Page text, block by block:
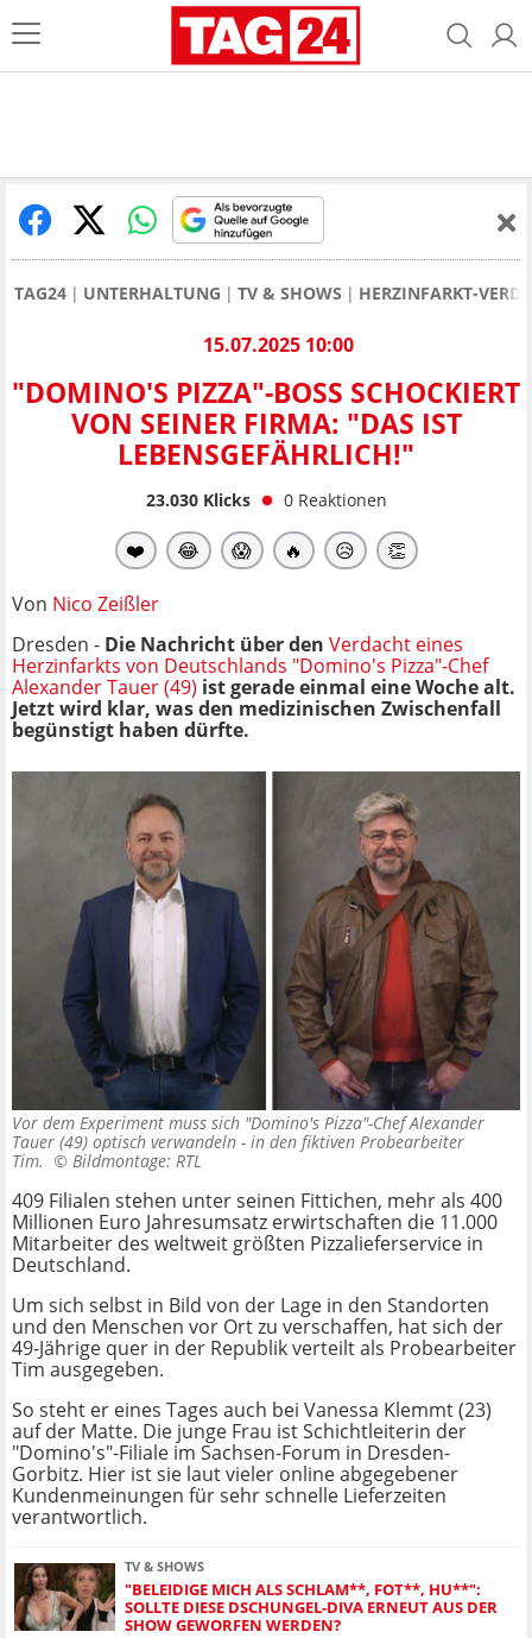
TAG24 UNTERHALTUNG TV & SHOWS HERZINFARKT-
15.07.2025 10:00
"DOMINO'S PIZZA"-BOSS SCHOCKIERT
VON SEINER FIRMA: "DAS IST
LEBENSGEFÄHRLICH!"
23.030Klicks 0 Reaktionen
❤️ 😂 😱 🔥 😥 👏
Von Nico Zeißler
Dresden - Die Nachricht über den Verdacht eines
Herzinfarkts von Deutschlands "Domino's Pizza"-Chef
Alexander Tauer (49) ist gerade einmal eine Woche alt.
Jetzt wird klar, was den medizinischen Zwischenfall
begünstigt haben dürfte.
Vor dem Experiment muss sich "Domino's Pizza"-Chef Alexander
Tauer (49) optisch verwandeln - in den fiktiven Probearbeiter
Tim. © Bildmontage: RTL
409 Filialen stehen unter seinen Fittichen, mehr als 400
Millionen Euro Jahresumsatz erwirtschaften die 11.000
Mitarbeiter des weltweit größten Pizzalieferservice in
Deutschland.
Um sich selbst in Bild von der Lage in den Standorten
und den Menschen vor Ort zu verschaffen, hat sich der
49-Jährige quer in der Republik verteilt als Probearbeiter
Tim ausgegeben.
So steht er eines Tages auch bei Vanessa Klemmt (23)
auf der Matte. Die junge Frau ist Schichtleiterin der
"Domino's"-Filiale im Sachsen-Forum in Dresden-
Gorbitz. Hier ist sie laut vieler online abgegebener
Kundenmeinungen für sehr schnelle Lieferzeiten
verantwortlich.
TV & SHOWS
"BELEIDIGE MICH ALS SCHLAM**, FOT**, HU**":
SOLLTE DIESE DSCHUNGEL-DIVA ERNEUT AUS DER
SHOW GEWORFEN WERDEN?